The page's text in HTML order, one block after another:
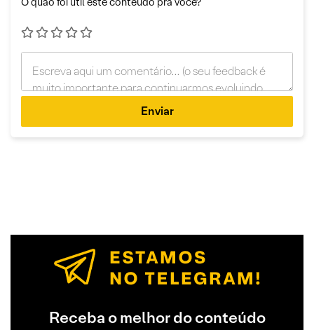
Enviar
Receba o melhor do conteúdo